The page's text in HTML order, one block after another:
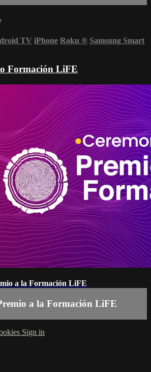
TV iPhone Roku ® Samsung Smart
Formación LiFE
a la Formación LiFE
a la Formación LiFE
Sign in